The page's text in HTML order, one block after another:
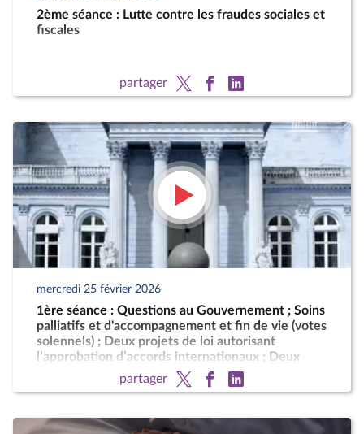
2ème séance : Lutte contre les fraudes sociales et
fiscales
partager
mercredi 25 février 2026
1ère séance : Questions au Gouvernement ; Soins
palliatifs et d'accompagnement et fin de vie (votes
solennels) ; Deux projets de loi autorisant
l’approbation d’accords internationaux ; Deux
motions de censure (art. 49, al. 2, de la
partager